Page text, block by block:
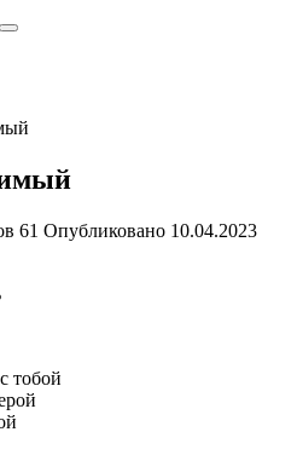
61 Опубликовано 10.04.2023
тобой